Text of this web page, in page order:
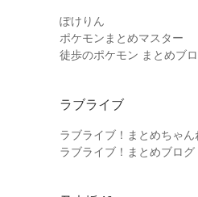
ぽけりん
ポケモンまとめマスター
徒歩のポケモン まとめブ
ラブライブ
ラブライブ！まとめちゃん
ラブライブ！まとめブロ